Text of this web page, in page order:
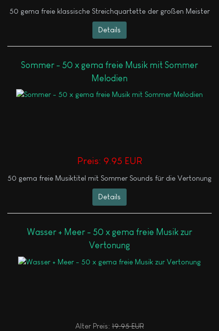
50 gema freie klassische Streichquartette der großen Meister
Details
Sommer - 50 x gema freie Musik mit Sommer
Melodien
Preis: 9.95 EUR
50 gema freie Musiktitel mit Sommer Sounds für die Vertonung
Details
Wasser + Meer - 50 x gema freie Musik zur
Vertonung
Alter Preis: 19.95 EUR